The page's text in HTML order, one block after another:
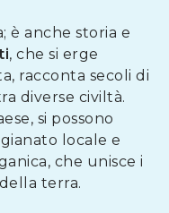
è anche storia e
, che si erge
racconta secoli di
diverse civiltà.
si possono
locale e
che unisce i
terra.